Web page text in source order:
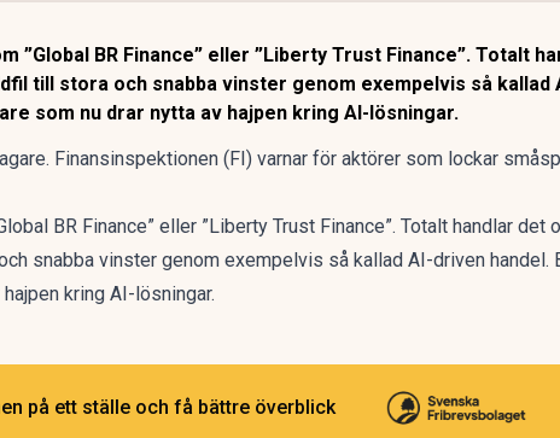
”Global BR Finance” eller ”Liberty Trust Finance”. Totalt
till stora och snabba vinster genom exempelvis så kallad
som nu drar nytta av hajpen kring AI-lösningar.
Finansinspektionen (FI) varnar för aktörer som lockar
BR Finance” eller ”Liberty Trust Finance”. Totalt handlar det
snabba vinster genom exempelvis så kallad AI-driven handel.
kring AI-lösningar.
på ett ställe och få bättre överblick